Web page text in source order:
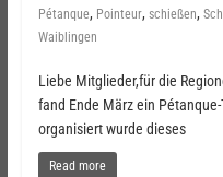
Pétanque, Pointeur, schießen,
Waiblingen
Liebe Mitglieder,für die
fand Ende März ein
organisiert wurde dieses
Read more